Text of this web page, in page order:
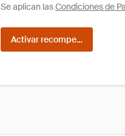
Se aplican lasCondiciones de
Activar recompensas